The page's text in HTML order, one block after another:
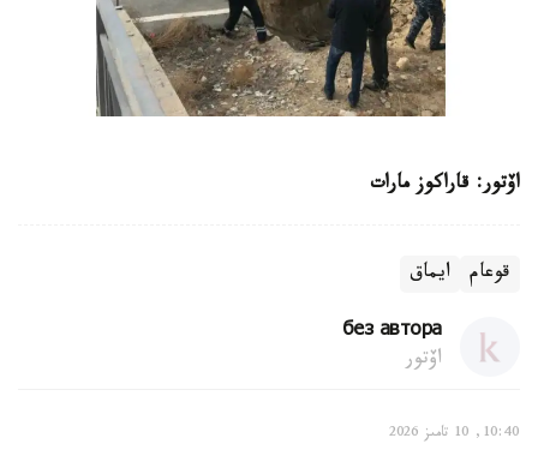
اۆتور: قاراكوز مارات
قوعام ايماق
без автора
اۆتور
10:40, 10 تامىز 2026